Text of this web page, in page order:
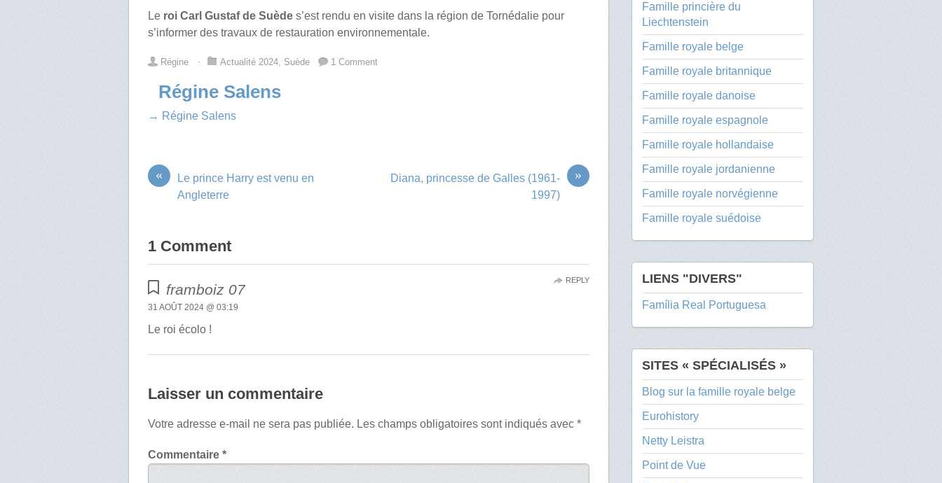
Le roi Carl Gustaf de Suède s’est rendu en visite dans la région de Tornédalie pour
s’informer des travaux de restauration environnementale.
Régine ⋅ Actualité 2024, Suède 1 Comment
Régine Salens
→ Régine Salens
«
Le prince Harry est venu en
Angleterre
»
Diana, princesse de Galles (1961-
1997)
1 Comment
framboiz 07
31 AOÛT 2024 @ 03:19
Le roi écolo !
REPLY
Laisser un commentaire
Votre adresse e-mail ne sera pas publiée. Les champs obligatoires sont indiqués avec*
Commentaire*
Famille princière du
Liechtenstein
Famille royale belge
Famille royale britannique
Famille royale danoise
Famille royale espagnole
Famille royale hollandaise
Famille royale jordanienne
Famille royale norvégienne
Famille royale suédoise
LIENS "DIVERS"
Família Real Portuguesa
SITES « SPÉCIALISÉS »
Blog sur la famille royale belge
Eurohistory
Netty Leistra
Point de Vue